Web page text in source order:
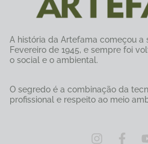
A história da Artefama começou a
Fevereiro de 1945, e sempre foi
o social e o ambiental.
O segredo é a combinação da
profissional e respeito ao meio